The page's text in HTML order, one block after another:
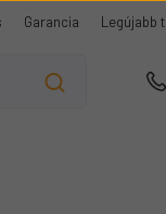
Garancia Legújabb